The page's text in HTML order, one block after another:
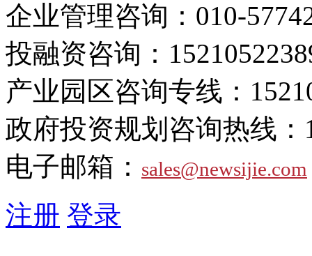
企业管理咨询： 010-
投融资咨询：
产业园区咨询专线：
政府投资规划咨询热线：
电子邮箱： sales@newsijie.com
注册 登录